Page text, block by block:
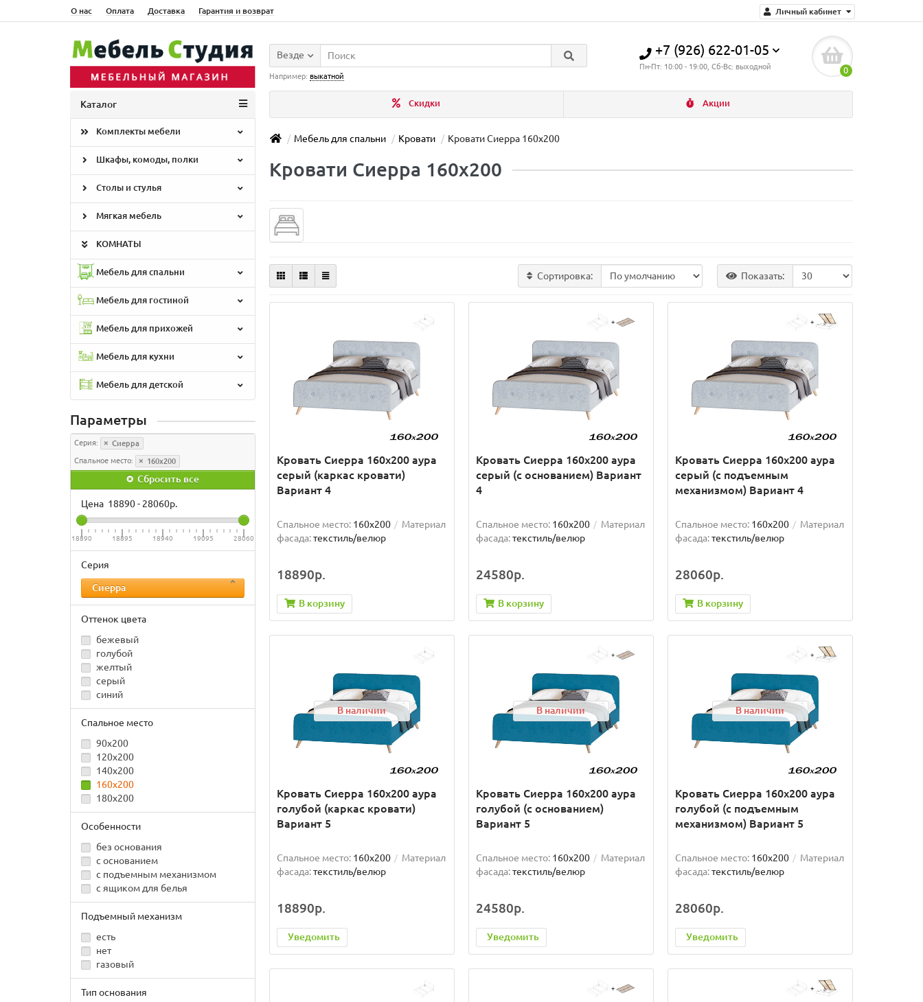
Личный кабинет
О нас Оплата Доставка Гарантия и возврат
+7 (926) 622-01-05
Пн-Пт: 10:00 - 19:00, Сб-Вс: выходной 0
Везде
Например: выкатной
Скидки Акции
Каталог
Комплекты мебели
Шкафы, комоды, полки
Столы и стулья
Мягкая мебель
КОМНАТЫ
Мебель для спальни
Мебель для гостиной
Мебель для прихожей
Мебель для кухни
Мебель для детской
Мебель для спальни Кровати Кровати Сиерра 160х200
Параметры
Серия: Сиерра
Спальное место: 160x200
Сбросить все
Цена 18890- 28060р.
18890 18895 18940 19095 28060
Серия
Сиерра
Оттенок цвета
бежевый
голубой
желтый
серый
синий
Спальное место
90x200
120x200
140x200
160x200
180x200
Особенности
без основания
с основанием
с подъемным механизмом
с ящиком для белья
Подъемный механизм
есть
нет
газовый
Тип основания
Кровати Сиерра 160х200
Сортировка: Показать:
Кровать Сиерра 160х200 аура
серый (каркас кровати)
Вариант 4
Спальное место: 160x200
Материал
фасада:текстиль/велюр
18890р.
В корзину
Кровать Сиерра 160х200 аура
серый (с основанием) Вариант
4
Спальное место: 160x200
Материал
фасада:текстиль/велюр
24580р.
В корзину
Кровать Сиерра 160х200 аура
серый (с подъемным
механизмом) Вариант 4
Спальное место: 160x200
Материал
фасада:текстиль/велюр
28060р.
В корзину
В наличии
Кровать Сиерра 160х200 аура
голубой (каркас кровати)
Вариант 5
Спальное место: 160x200
Материал
фасада:текстиль/велюр
18890р.
Уведомить
В наличии
Кровать Сиерра 160х200 аура
голубой (с основанием)
Вариант 5
Спальное место: 160x200
Материал
фасада:текстиль/велюр
24580р.
Уведомить
В наличии
Кровать Сиерра 160х200 аура
голубой (с подъемным
механизмом) Вариант 5
Спальное место: 160x200
Материал
фасада:текстиль/велюр
28060р.
Уведомить